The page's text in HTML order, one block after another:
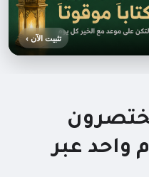
تثبيت الآن ›
واحد عبر